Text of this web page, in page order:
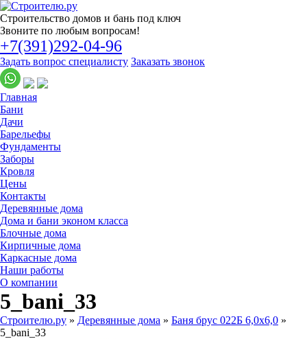
Строительство домов и бань под ключ
Звоните по любым вопросам!
+7(391)292-04-96
Задать вопрос специалисту Заказать звонок
Главная
Бани
Дачи
Барельефы
Фундаменты
Заборы
Кровля
Цены
Контакты
Деревянные дома
Дома и бани эконом класса
Блочные дома
Кирпичные дома
Каркасные дома
Наши работы
О компании
5_bani_33
Строителю.ру » Деревянные дома » Баня брус 022Б 6,0х6,0 »
5_bani_33